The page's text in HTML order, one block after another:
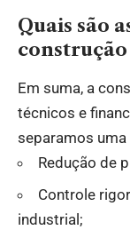
Quais são
Em suma, a
técnicos e
separamos
Redução de
Controle
industrial;